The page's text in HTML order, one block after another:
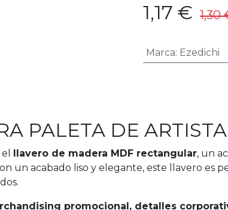
1,17 € 1,30
Marca: Ezedichi
PALETA DE
llavero de madera MDF rectangular, un
un acabado liso y elegante, este llavero es
promocional, detalles